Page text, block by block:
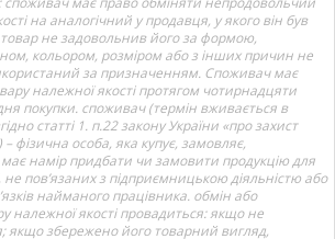
на аналогічний у продавця, у якого він був
не задовольнив його за формою,
кольором, розміром або з інших причин не
за призначенням. Споживач має
належної якості протягом чотирнадцяти
покупки. споживач (термін вживається в
статті 1. п.22 закону України «про захист
фізична особа, яка купує, замовляє,
намір придбати чи замовити продукцію для
пов’язаних з підприємницькою діяльністю або
найманого працівника. обмін або
належної якості провадиться: якщо не
якщо збережено його товарний вигляд,